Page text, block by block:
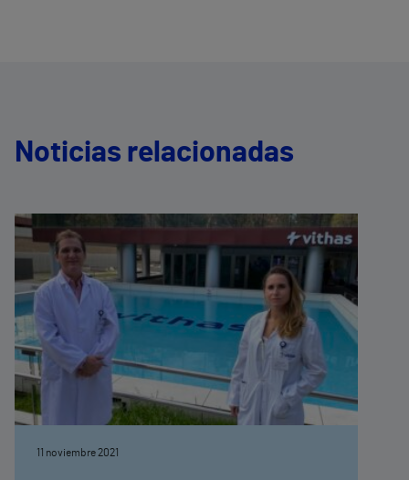
Noticias relacionadas
11 noviembre 2021